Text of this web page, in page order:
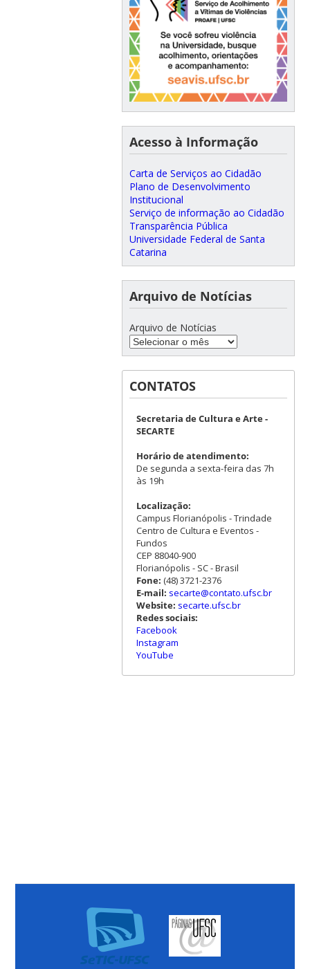
Acesso à Informação
Carta de Serviços ao Cidadão
Plano de Desenvolvimento
Institucional
Serviço de informação ao Cidadão
Transparência Pública
Universidade Federal de Santa
Catarina
Arquivo de Notícias
Arquivo de Notícias
CONTATOS
Secretaria de Cultura e Arte -
SECARTE
Horário de atendimento:
De segunda a sexta-feira das 7h
às 19h
Localização:
Campus Florianópolis - Trindade
Centro de Cultura e Eventos -
Fundos
CEP 88040-900
Florianópolis - SC - Brasil
Fone: (48) 3721-2376
E-mail: secarte@contato.ufsc.br
Website: secarte.ufsc.br
Redes sociais:
Facebook
Instagram
YouTube